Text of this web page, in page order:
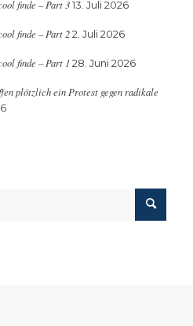
finde – Part 3 13. Juli 2026
finde – Part 2 2. Juli 2026
finde – Part 1 28. Juni 2026
plötzlich ein Protest gegen radikale